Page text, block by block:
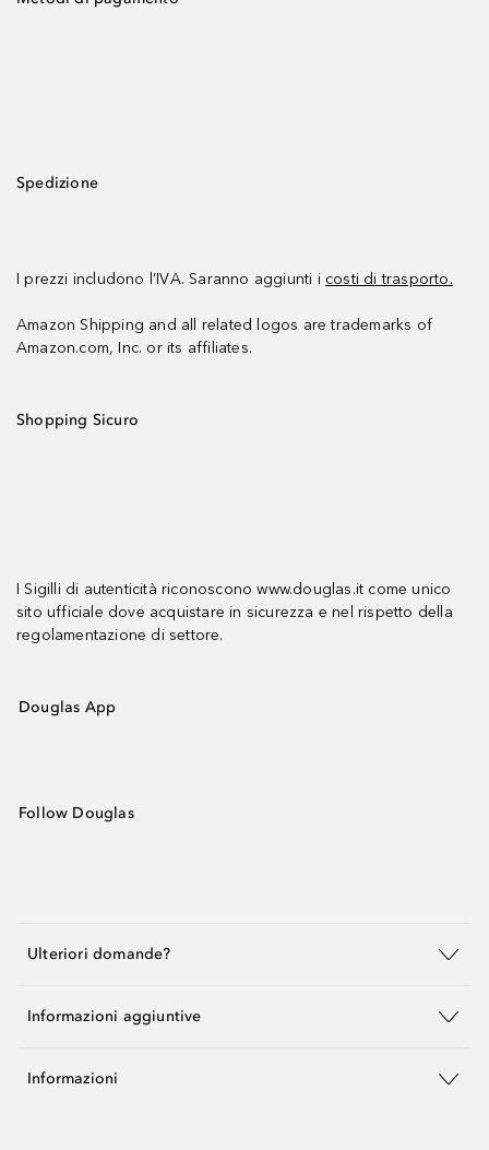
Spedizione
I prezzi includono l’IVA. Saranno aggiunti i costi di trasporto.
Amazon Shipping and all related logos are trademarks of
Amazon.com, Inc. or its affiliates.
Shopping Sicuro
I Sigilli di autenticità riconoscono www.douglas.it come unico
sito ufficiale dove acquistare in sicurezza e nel rispetto della
regolamentazione di settore.
Douglas App
Follow Douglas
Ulteriori domande?
Informazioni aggiuntive
Informazioni